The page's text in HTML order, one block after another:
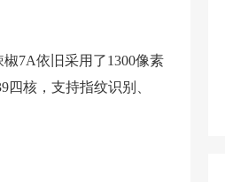
7A依旧采用了1300像素
核，支持指纹识别、